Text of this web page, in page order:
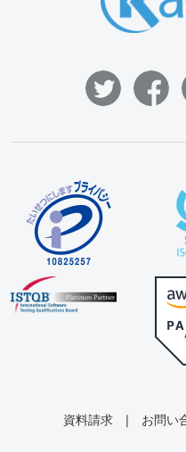
資料請求 | お問い